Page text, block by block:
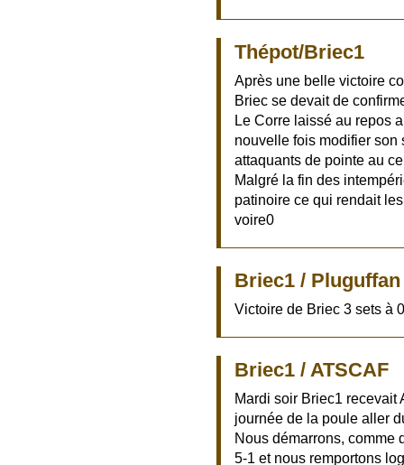
Thépot/Briec1
Après une belle victoire
Briec se devait de
Le Corre laissé au repos
nouvelle fois modifier son
attaquants de pointe au
Malgré la fin des
patinoire ce qui rendait
voire0
Briec1 / Pluguffan
Victoire de Briec 3 sets à 0
Briec1 / ATSCAF
Mardi soir Briec1 recevait
journée de la poule aller
Nous démarrons, comme
5-1 et nous remportons